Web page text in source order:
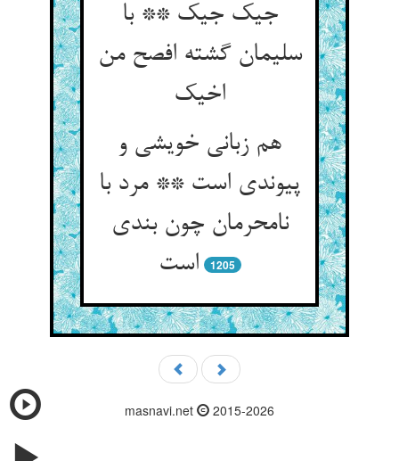
جیک جیک ** با
سلیمان گشته افصح من
هم زبانی خویشی و
پیوندی است ** مرد با
نامحرمان چون بندی
است‌‌
1205
masnavi.net 2015-2026